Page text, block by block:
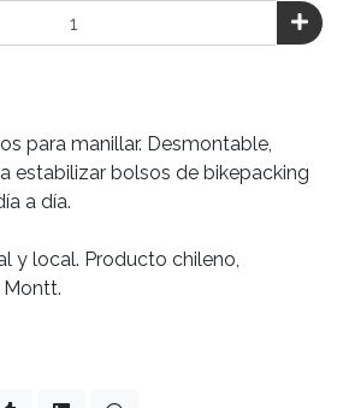
para manillar. Desmontable,
estabilizar bolsos de bikepacking
a día.
y local. Producto chileno,